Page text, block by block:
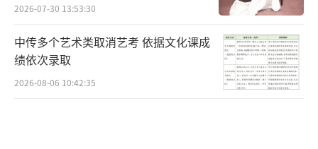
2026-07-30 13:53:30
中传多个艺术类取消艺考 依据文化课成
绩依次录取
2026-08-06 10:42:35